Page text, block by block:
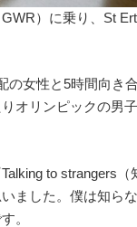
）に乗り、St
の女性と5時間向き
オリンピックの男
to strangers
ました。僕は知ら
。